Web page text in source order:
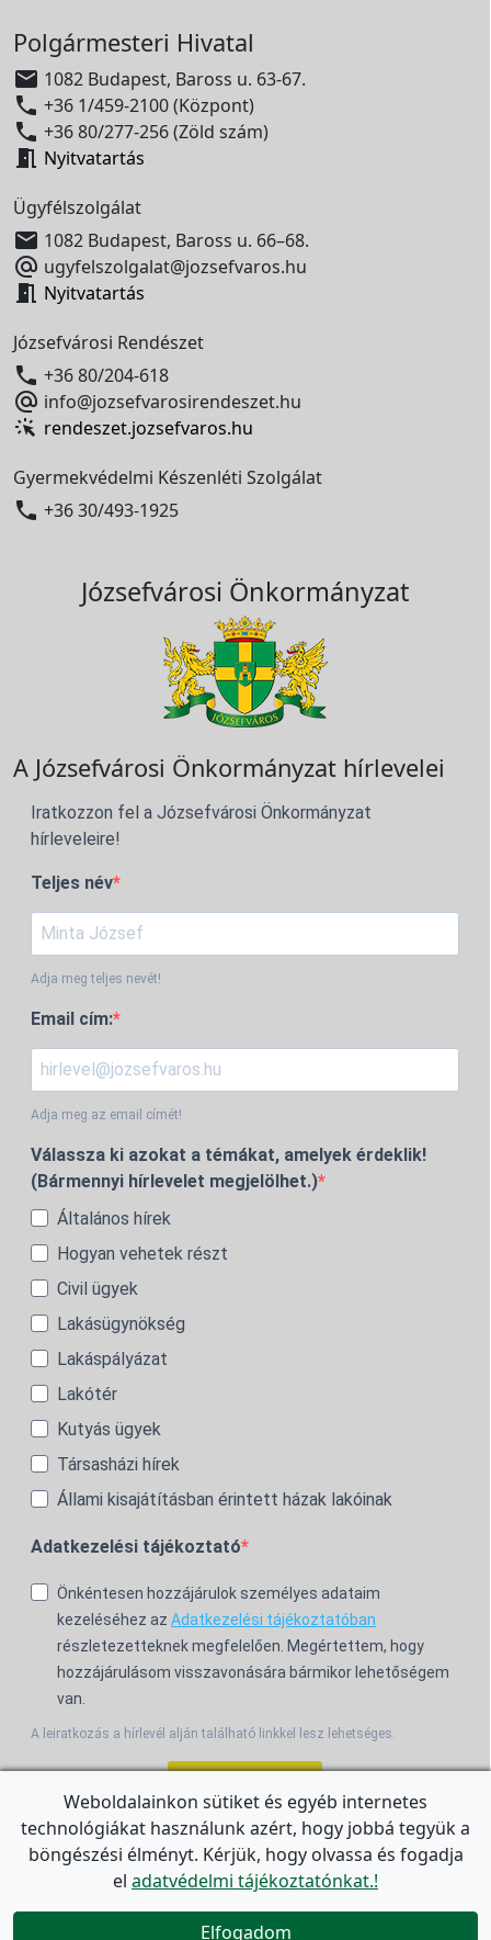
Polgármesteri Hivatal
 1082 Budapest, Baross u. 63-67.
 +36 1/459-2100 (Központ)
 +36 80/277-256 (Zöld szám)
 Nyitvatartás
Ügyfélszolgálat
 1082 Budapest, Baross u. 66–68.
 ugyfelszolgalat@jozsefvaros.hu
 Nyitvatartás
Józsefvárosi Rendészet
 +36 80/204-618
 info@jozsefvarosirendeszet.hu
rendeszet.jozsefvaros.hu
Gyermekvédelmi Készenléti Szolgálat
 +36 30/493-1925
Józsefvárosi Önkormányzat
A Józsefvárosi Önkormányzat hírlevelei
Iratkozzon fel a Józsefvárosi Önkormányzat
hírleveleire!
Teljes név
Adja meg teljes nevét!
Email cím:
Adja meg az email címét!
Válassza ki azokat a témákat, amelyek érdeklik!
(Bármennyi hírlevelet megjelölhet.)
Általános hírek
Hogyan vehetek részt
Civil ügyek
Lakásügynökség
Lakáspályázat
Lakótér
Kutyás ügyek
Társasházi hírek
Állami kisajátításban érintett házak lakóinak
Adatkezelési tájékoztató
Önkéntesen hozzájárulok személyes adataim
kezeléséhez az Adatkezelési tájékoztatóban
részletezetteknek megfelelően. Megértettem, hogy
hozzájárulásom visszavonására bármikor lehetőségem
van.
A leiratkozás a hírlevél alján található linkkel lesz lehetséges.
For the English Newsletter, clickHERE.

Weboldalainkon sütiket és egyéb internetes
technológiákat használunk azért, hogy jobbá tegyük a
böngészési élményt. Kérjük, hogy olvassa és fogadja
el adatvédelmi tájékoztatónkat.!
Elfogadom